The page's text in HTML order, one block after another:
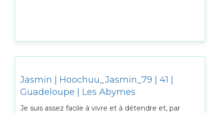
Jasmin | Hoochuu_Jasmin_79 | 41 |
Guadeloupe | Les Abymes
Je suis assez facile à vivre et à détendre et, par